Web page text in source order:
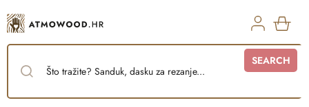
to
content
SEARCH